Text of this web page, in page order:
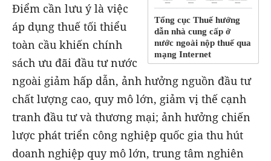
Tổng cục Thuế hướng
dẫn nhà cung cấp ở
nước ngoài nộp thuế qua
mạng Internet
Điểm cần lưu ý là việc
áp dụng thuế tối thiểu
toàn cầu khiến chính
sách ưu đãi đầu tư nước
ngoài giảm hấp dẫn, ảnh hưởng nguồn đầu tư
chất lượng cao, quy mô lớn, giảm vị thế cạnh
tranh đầu tư và thương mại; ảnh hưởng chiến
lược phát triển công nghiệp quốc gia thu hút
doanh nghiệp quy mô lớn, trung tâm nghiên